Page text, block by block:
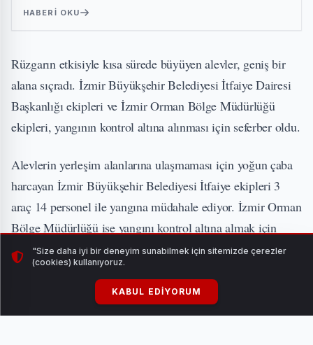
HABERI OKU
Rüzgarın etkisiyle kısa sürede büyüyen alevler, geniş bir
alana sıçradı. İzmir Büyükşehir Belediyesi İtfaiye Dairesi
Başkanlığı ekipleri ve İzmir Orman Bölge Müdürlüğü
ekipleri, yangının kontrol altına alınması için seferber oldu.
Alevlerin yerleşim alanlarına ulaşmaması için yoğun çaba
harcayan İzmir Büyükşehir Belediyesi İtfaiye ekipleri 3
araç 14 personel ile yangına müdahale ediyor. İzmir Orman
Bölge Müdürlüğü ise yangını kontrol altına almak için
karadan ve havadan mücadelesini sürdürüyor.
"Size daha iyi bir deneyim sunabilmek için sitemizde çerezler
(cookies) kullanıyoruz.
KABUL EDIYORUM